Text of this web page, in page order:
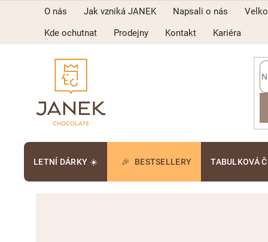
O nás Jak vzniká JANEK Napsali o nás
Kde ochutnat
Prodejny Kontakt Kariéra
LETNÍ DÁRKY ☀️ BESTSELLERY TABULKOVÁ